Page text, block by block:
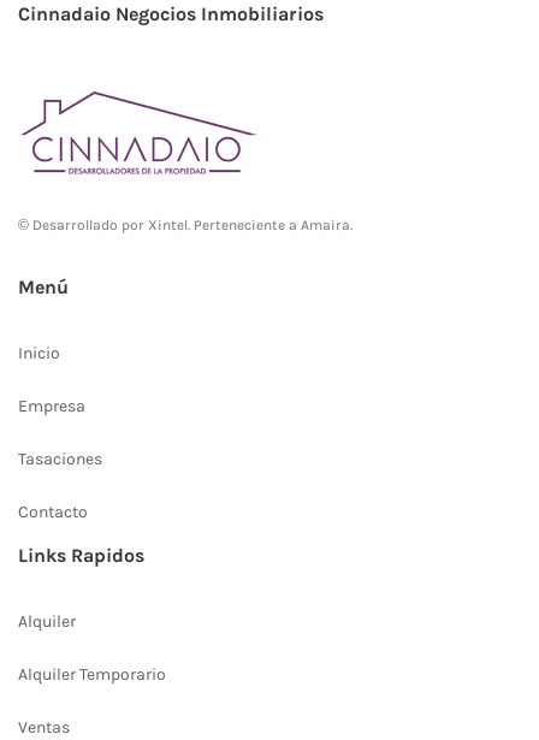
Cinnadaio Negocios Inmobiliarios
© Desarrollado por Xintel . Perteneciente a Amaira.
Menú
Inicio
Empresa
Tasaciones
Contacto
Links Rapidos
Alquiler
Alquiler Temporario
Ventas